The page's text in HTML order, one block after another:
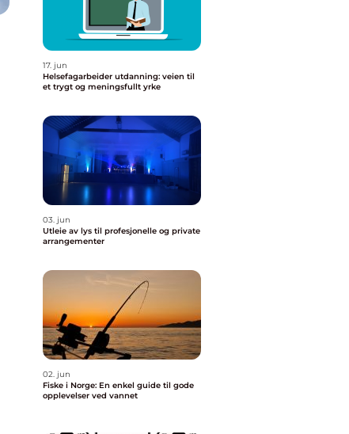
17. jun
Helsefagarbeider utdanning: veien til
et trygt og meningsfullt yrke
03. jun
Utleie av lys til profesjonelle og private
arrangementer
02. jun
Fiske i Norge: En enkel guide til gode
opplevelser ved vannet